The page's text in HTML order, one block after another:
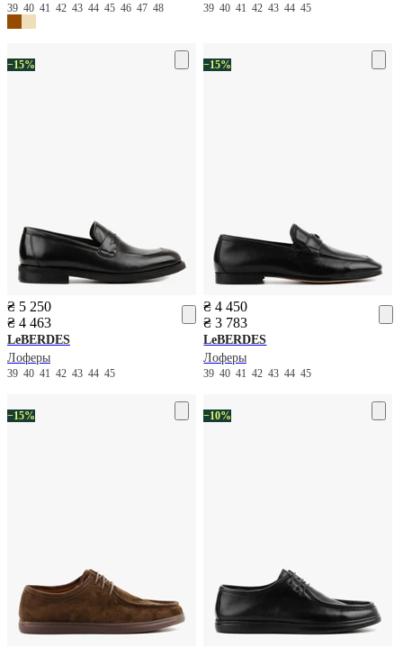
39 40 41 42 43 44 45 46 47 48 39404142434445
−15%
₴ 5 250
₴ 4 463
LeBERDES
Лоферы
39 40 41 42 43 44 45
−15%
₴ 4 450
₴ 3 783
LeBERDES
Лоферы
39404142434445
−15% −10%